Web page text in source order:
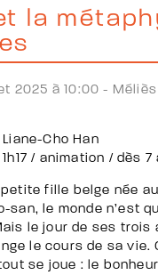
la
2025 à 10:00 -
Cho Han
/ animation / dès 7
fille belge née
san, le monde n’est
le jour de ses trois
le cours de sa vie.
se joue : le